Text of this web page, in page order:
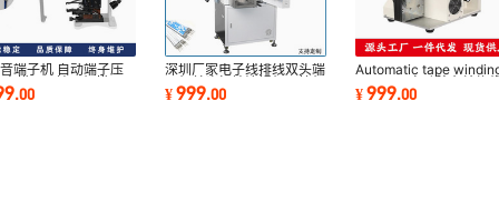
端子机 自动端子压
模1.5t端子机模具
深圳厂家
.00
深圳厂家电子线排线双头端
子机单头打端沾锡机压接机
全自动端子机
¥999.00
Automatic tape
machine自动胶布缠绕
¥999.00